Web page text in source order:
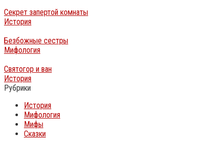
Секрет запертой комнаты
История
Безбожные сестры
Мифология
Святогор и ван
История
Рубрики
История
Мифология
Мифы
Сказки